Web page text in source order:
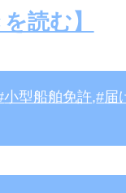
を読む】
小型船舶免許, 届